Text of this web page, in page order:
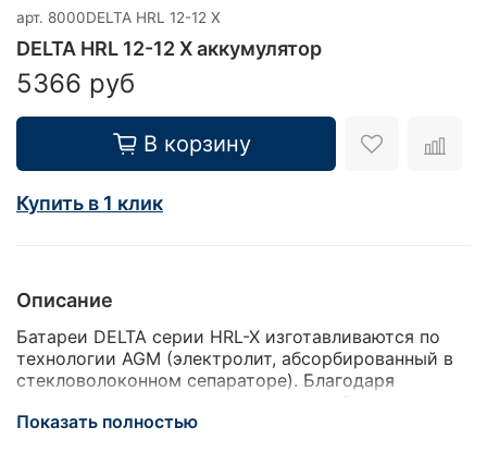
арт. 8000DELTA HRL 12-12 X
DELTA HRL 12-12 X аккумулятор
5366 руб
В корзину
Купить в 1 клик
Описание
Батареи DELTA серии HRL-X изготавливаются по
технологии AGM (электролит, абсорбированный в
стекловолоконном сепараторе). Благодаря
производстве, аккумуляторы демонстрируют
Показать полностью